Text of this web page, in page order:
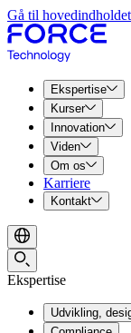
Gå til hovedindholdet
Ekspertise
Kurser
Innovation
Viden
Om os
Karriere
Kontakt
Ekspertise
Udvikling,